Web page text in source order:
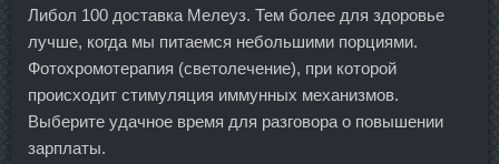
Либол 100 доставка Мелеуз. Тем более для здоровье
лучше, когда мы питаемся небольшими порциями.
Фотохромотерапия (светолечение), при которой
происходит стимуляция иммунных механизмов.
Выберите удачное время для разговора о повышении
зарплаты.